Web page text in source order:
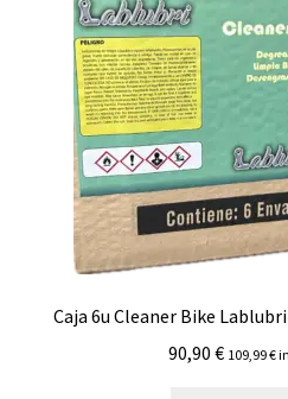
Caja 6u Cleaner Bike
90,90 € 109,99€